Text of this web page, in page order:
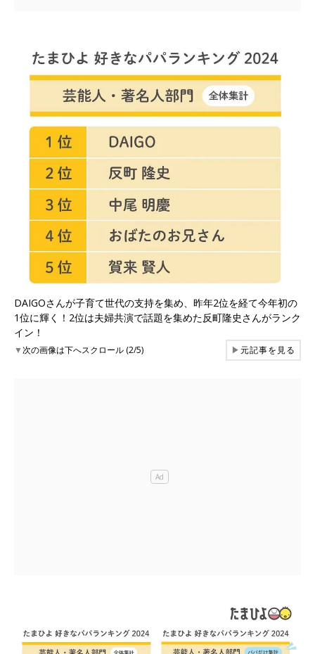
DAIGOさんが子育て世代の支持を集め、昨年2位を経て今年初の
1位に輝く！2位は夫婦共演で話題を集めた反町隆史さんがランク
イン！
▼次の画像は下へスクロール (2/5) ▶元記事を見る